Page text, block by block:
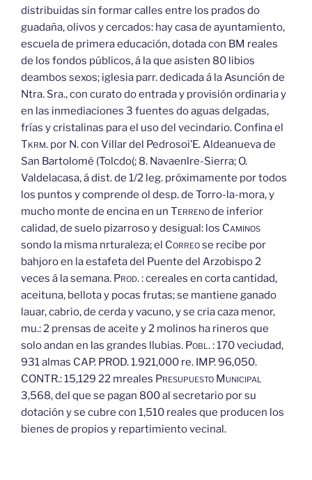
distribuidas sin formar calles entre los prados do
guadaña, olivos y cercados: hay casa de ayuntamiento,
escuela de primera educación, dotada con BM reales
de los fondos públicos, á la que asisten 80 libios
deambos sexos; iglesia parr. dedicada á la Asunción de
Ntra. Sra., con curato do entrada y provisión ordinaria y
en las inmediaciones 3 fuentes do aguas delgadas,
frías y cristalinas para el uso del vecindario. Confina el
Tkrm. por N. con Villar del Pedrosoi’E. Aldeanueva de
San Bartolomé (Tolcdo(; 8. Navaenlre-Sierra; O.
Valdelacasa, á dist. de 1/2 leg. próximamente por todos
los puntos y comprende ol desp. de Torro-la-mora, y
mucho monte de encina en un Terrenode inferior
calidad, de suelo pizarroso y desigual: los Caminos
sondo la misma nrturaleza; el Correose recibe por
bahjoro en la estafeta del Puente del Arzobispo 2
veces á la semana. Prod.: cereales en corta cantidad,
aceituna, bellota y pocas frutas; se mantiene ganado
lauar, cabrio, de cerda y vacuno, y se cria caza menor,
mu.: 2 prensas de aceite y 2 molinos ha rineros que
solo andan en las grandes llubias. Pobl.: 170 veciudad,
931 almas CAP. PROD. 1.921,000 re. IMP. 96,050.
CONTR.: 15,129 22 mreales Presupuesto Municipal
3,568, del que se pagan 800 al secretario por su
dotación y se cubre con 1,510 reales que producen los
bienes de propios y repartimiento vecinal.